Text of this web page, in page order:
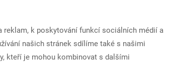
reklam, k poskytování funkcí sociálních médií a
našich stránek sdílíme také s našimi
kteří je mohou kombinovat s dalšími